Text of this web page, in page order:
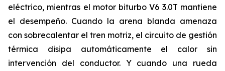
eléctrico, mientras el motor biturbo V6 3.0T mantiene
el desempeño. Cuando la arena blanda amenaza
con sobrecalentar el tren motriz, el circuito de gestión
térmica disipa automáticamente el calor sin
intervención del conductor. Y cuando una rueda